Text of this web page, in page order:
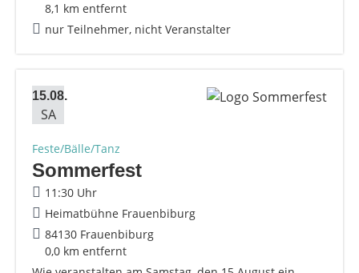
8,1 km entfernt
nur Teilnehmer, nicht Veranstalter
15.08.
SA
Feste/Bälle/Tanz
Sommerfest
11:30 Uhr
Heimatbühne Frauenbiburg
84130 Frauenbiburg
0,0 km entfernt